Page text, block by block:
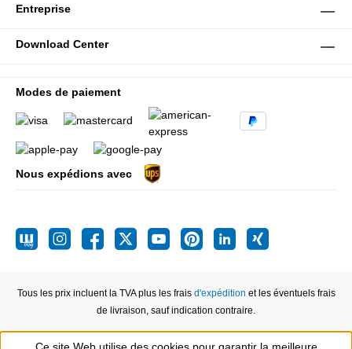
Entreprise
Download Center
Modes de paiement
Nous expédions avec
Tous les prix incluent la TVA plus les frais d'expédition et les éventuels frais
de livraison, sauf indication contraire.